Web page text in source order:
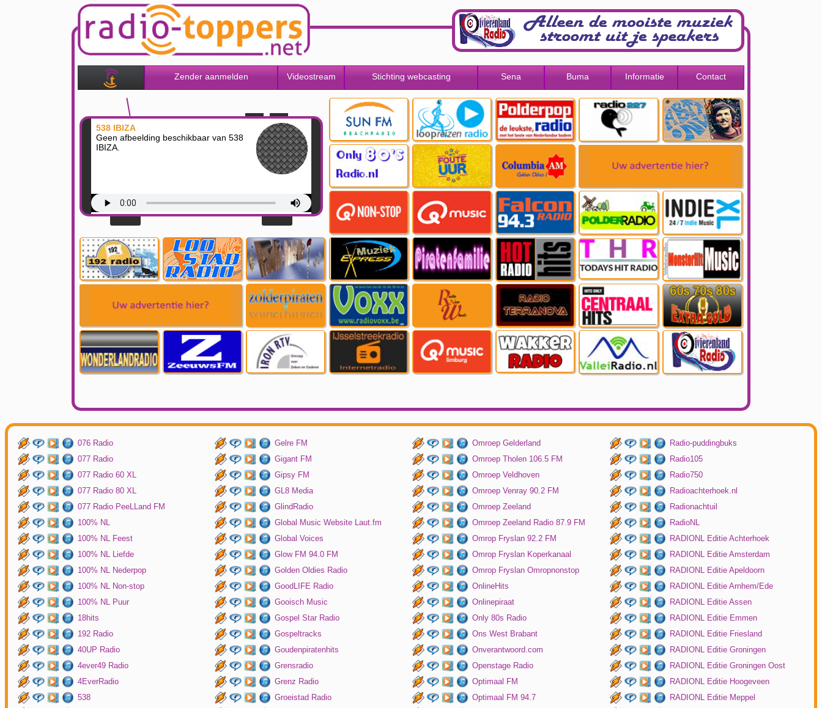
Zender aanmelden Videostream Stichting webcasting Sena Buma Informatie Contact
538 IBIZA
Geen afbeelding beschikbaar van 538
IBIZA.
076 Radio
077 Radio
077 Radio 60 XL
077 Radio 80 XL
077 Radio PeeLLand FM
100% NL
100% NL Feest
100% NL Liefde
100% NL Nederpop
100% NL Non-stop
100% NL Puur
18hits
192 Radio
40UP Radio
4ever49 Radio
4EverRadio
538
Gelre FM
Gigant FM
Gipsy FM
GL8 Media
GlindRadio
Global Music Website Laut.fm
Global Voices
Glow FM 94.0 FM
Golden Oldies Radio
GoodLIFE Radio
Gooisch Music
Gospel Star Radio
Gospeltracks
Goudenpiratenhits
Grensradio
Grenz Radio
Groeistad Radio
Omroep Gelderland
Omroep Tholen 106.5 FM
Omroep Veldhoven
Omroep Venray 90.2 FM
Omroep Zeeland
Omroep Zeeland Radio 87.9 FM
Omrop Fryslan 92.2 FM
Omrop Fryslan Koperkanaal
Omrop Fryslan Omropnonstop
OnlineHits
Onlinepiraat
Only 80s Radio
Ons West Brabant
Onverantwoord.com
Openstage Radio
Optimaal FM
Optimaal FM 94.7
Radio-puddingbuks
Radio105
Radio750
Radioachterhoek.nl
Radionachtuil
RadioNL
RADIONL Editie Achterhoek
RADIONL Editie Amsterdam
RADIONL Editie Apeldoorn
RADIONL Editie Arnhem/Ede
RADIONL Editie Assen
RADIONL Editie Emmen
RADIONL Editie Friesland
RADIONL Editie Groningen
RADIONL Editie Groningen Oost
RADIONL Editie Hoogeveen
RADIONL Editie Meppel